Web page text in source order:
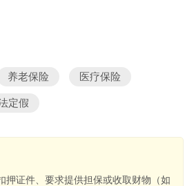
养老保险 医疗保险
定假
押证件、要求提供担保或收取财物（如